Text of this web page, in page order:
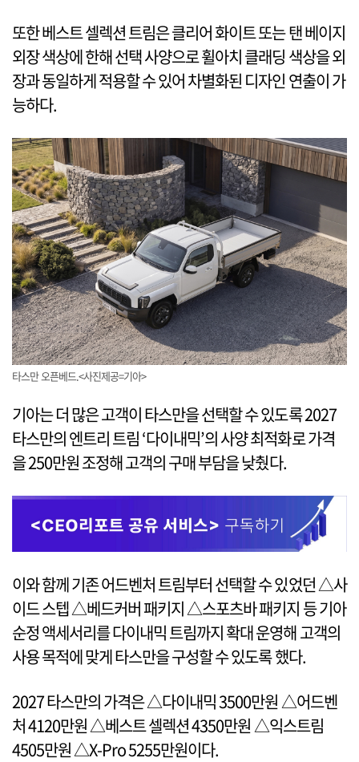
또한 베스트 셀렉션 트림은 클리어 화이트 또는 탠 베이지
외장 색상에 한해 선택 사양으로 휠아치 클래딩 색상을 외
장과 동일하게 적용할 수 있어 차별화된 디자인 연출이 가
능하다.
타스만 오픈베드.<사진제공=기아>
기아는 더 많은 고객이 타스만을 선택할 수 있도록 2027
타스만의 엔트리 트림 ‘다이내믹’의 사양 최적화로 가격
을 250만원 조정해 고객의 구매 부담을 낮췄다.
이와 함께 기존 어드벤처 트림부터 선택할 수 있었던 △사
이드 스텝 △베드커버 패키지 △스포츠바 패키지 등 기아
순정 액세서리를 다이내믹 트림까지 확대 운영해 고객의
사용 목적에 맞게 타스만을 구성할 수 있도록 했다.
2027 타스만의 가격은 △다이내믹 3500만원 △어드벤
처 4120만원 △베스트 셀렉션 4350만원 △익스트림
4505만원 △X-Pro 5255만원이다.